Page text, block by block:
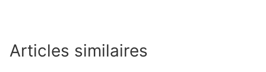
Articles similaires